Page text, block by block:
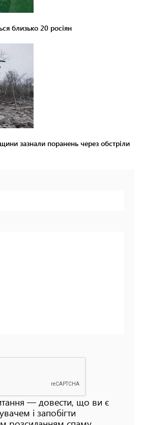
близько 20 росіян
зазнали поранень через обстріли
— довести, що ви є
і запобігти